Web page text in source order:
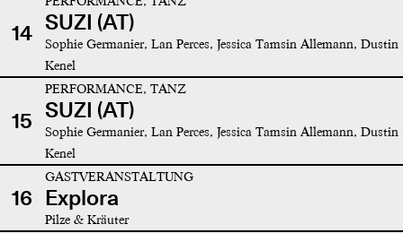
14 SUZI (AT)
Sophie Germanier, Lan Perces, Jessica Tamsin Allemann, Dustin
Kenel
15
PERFORMANCE, TANZ
SUZI (AT)
Sophie Germanier, Lan Perces, Jessica Tamsin Allemann, Dustin
Kenel
16
GASTVERANSTALTUNG
Explora
Pilze & Kräuter